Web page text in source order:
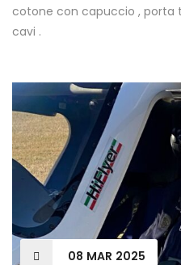
cotone con capuccio , porta
cavi .
08 MAR 2025